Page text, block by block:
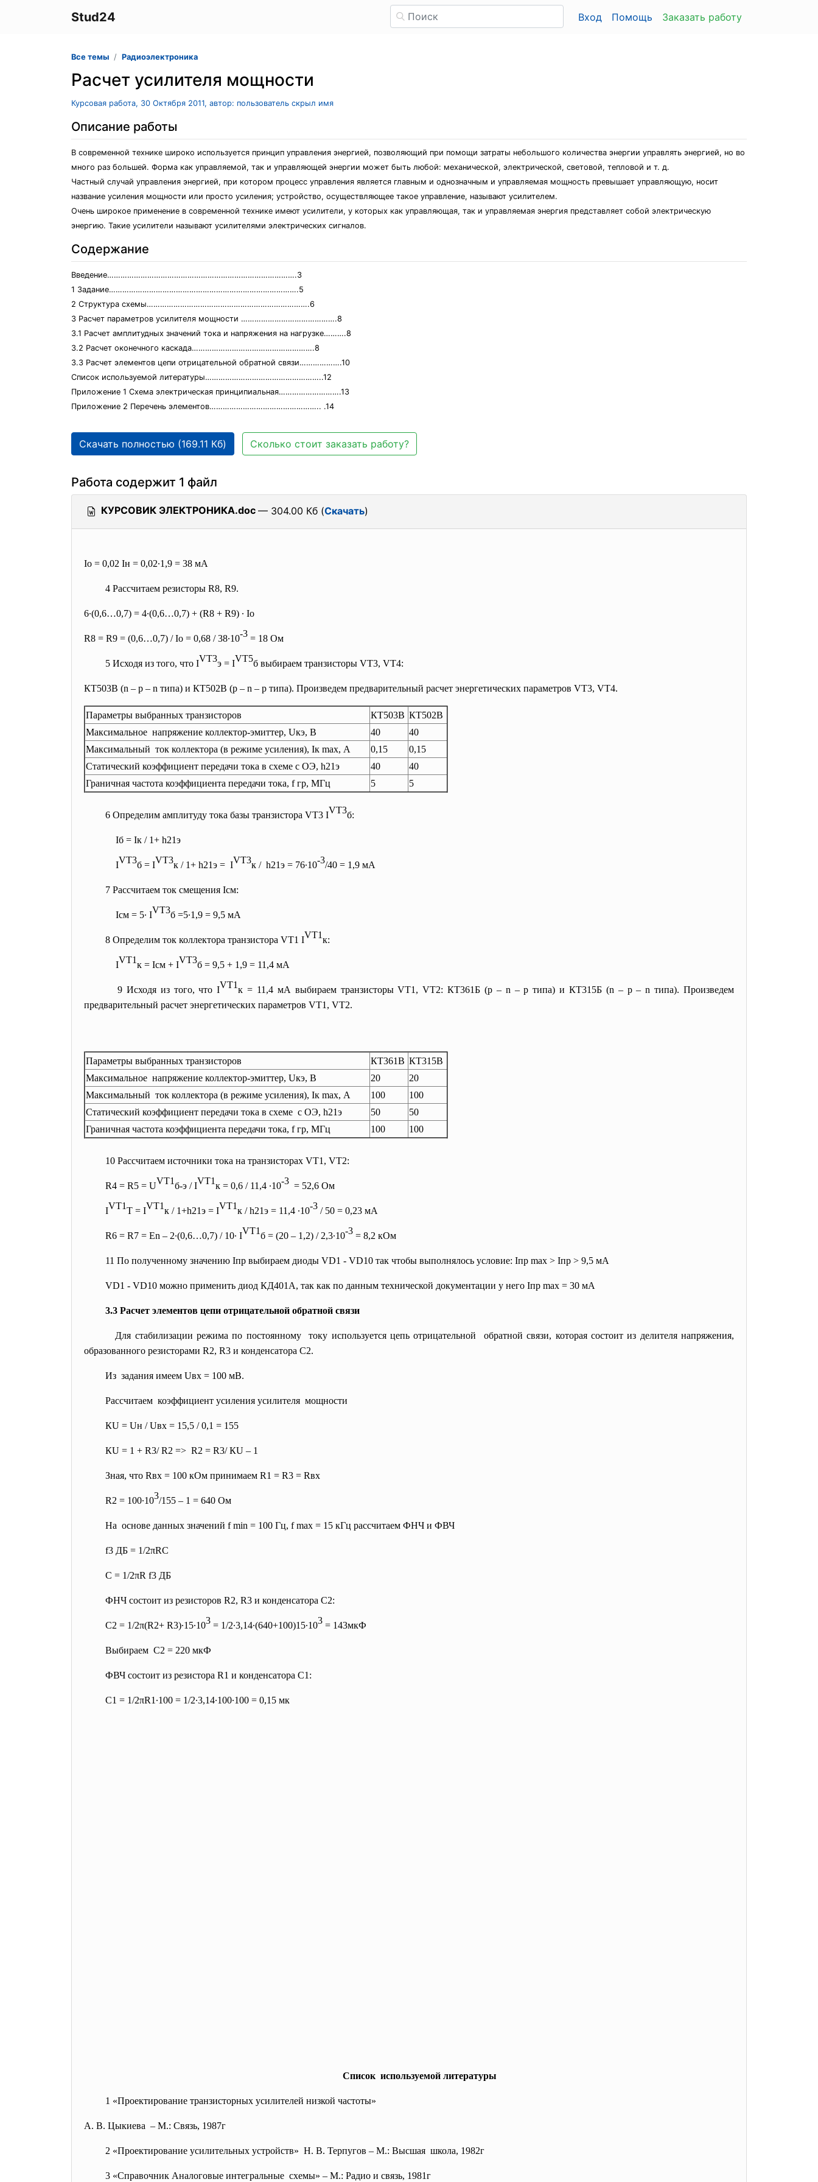
Stud24 Вход Помощь Заказать работу
Все темы Радиоэлектроника
Расчет усилителя мощности
Курсовая работа, 30 Октября 2011, автор: пользователь скрыл имя
Описание работы
В современной технике широко используется принцип управления энергией, позволяющий при помощи затраты небольшого количества энергии управлять энергией, но во
много раз большей. Форма как управляемой, так и управляющей энергии может быть любой: механической, электрической, световой, тепловой и т. д.
Частный случай управления энергией, при котором процесс управления является главным и однозначным и управляемая мощность превышает управляющую, носит
название усиления мощности или просто усиления; устройство, осуществляющее такое управление, называют усилителем.
Очень широкое применение в современной технике имеют усилители, у которых как управляющая, так и управляемая энергия представляет собой электрическую
энергию. Такие усилители называют усилителями электрических сигналов.
Содержание
Введение………………………………………………………………………….3
1 Задание………………………………………………………………………….5
2 Структура схемы……………………………………………………………….6
3 Расчет параметров усилителя мощности …………………………………….8
3.1 Расчет амплитудных значений тока и напряжения на нагрузке……….8
3.2 Расчет оконечного каскада……………………………………………….8
3.3 Расчет элементов цепи отрицательной обратной связи……………….10
Список используемой литературы……………………………………………..12
Приложение 1 Схема электрическая принципиальная……………………….13
Приложение 2 Перечень элементов………………………………………….. .14
Скачать полностью (169.11 Кб) Сколько стоит заказать работу?
Работа содержит 1 файл
КУРСОВИК ЭЛЕКТРОНИКА.doc — 304.00 Кб (Скачать)
Iо = 0,02 Iн = 0,02∙1,9 = 38 мА
4 Рассчитаем резисторы R8, R9.
6∙(0,6…0,7) = 4∙(0,6…0,7) + (R8 + R9) ∙ Iо
R8 = R9 = (0,6…0,7) / Iо = 0,68 / 38∙10-3 = 18 Ом
5 Исходя из того, что IVT3э = IVT5б выбираем транзисторы VT3, VT4:
КТ503В (n – p – n типа) и КТ502В (p – n – р типа). Произведем предварительный расчет энергетических параметров VT3, VT4.
Параметры выбранных транзисторов КТ503В КТ502В
Максимальное напряжение коллектор-эмиттер, Uкэ, В
40
40
Максимальный ток коллектора (в режиме усиления), Iк max, А 0,15
0,15
Статический коэффициент передачи тока в схеме с ОЭ, h21э
40
40
Граничная частота коэффициента передачи тока, f гр, МГц
5 5
6 Определим амплитуду тока базы транзистора VT3 IVT3б:
Iб = Iк / 1+ h21э
IVT3б = IVT3к / 1+ h21э = IVT3к / h21э = 76∙10-3/40 = 1,9 мА
7 Рассчитаем ток смещения Iсм:
Iсм = 5∙ IVT3б =5∙1,9 = 9,5 мА
8 Определим ток коллектора транзистора VT1 IVT1к:
IVT1к = Iсм + IVT3б = 9,5 + 1,9 = 11,4 мА
9 Исходя из того, что IVT1к = 11,4 мА выбираем транзисторы VT1, VT2: КТ361Б (p – n – р типа) и КТ315Б (n – p – n типа). Произведем
предварительный расчет энергетических параметров VT1, VT2.
Параметры выбранных транзисторов КТ361В КТ315В
Максимальное напряжение коллектор-эмиттер, Uкэ, В
20
20
Максимальный ток коллектора (в режиме усиления), Iк max, А 100
100
Статический коэффициент передачи тока в схеме с ОЭ, h21э
50
50
Граничная частота коэффициента передачи тока, f гр, МГц
100 100
10 Рассчитаем источники тока на транзисторах VТ1, VТ2:
R4 = R5 = UVT1б-э / IVT1к = 0,6 / 11,4 ∙10-3 = 52,6 Ом
IVT1Т = IVT1к / 1+h21э = IVT1к /h21э = 11,4 ∙10-3 / 50 = 0,23 мА
R6 = R7 = Еn – 2∙(0,6…0,7) / 10∙ IVT1б = (20 – 1,2) / 2,3∙10-3 = 8,2 кОм
11 По полученному значению Iпр выбираем диоды VD1 - VD10 так чтобы выполнялось условие: Iпр max > Iпр > 9,5 мА
VD1 - VD10 можно применить диод КД401А, так как по данным технической документации у него Iпр max = 30 мА
3.3 Расчет элементов цепи отрицательной обратной связи
Для стабилизации режима по постоянному току используется цепь отрицательной обратной связи, которая состоит из делителя напряжения,
образованного резисторами R2, R3 и конденсатора С2.
Из задания имеем Uвх = 100 мВ.
Рассчитаем коэффициент усиления усилителя мощности
КU = Uн / Uвх = 15,5 / 0,1 = 155
КU = 1 + R3/ R2 => R2 = R3/ КU – 1
Зная, что Rвх = 100 кОм принимаем R1 = R3 = Rвх
R2 = 100∙103/155 – 1 = 640 Ом
На основе данных значений f min = 100 Гц, f mах = 15 кГц рассчитаем ФНЧ и ФВЧ
f3 ДБ = 1/2πRС
С = 1/2πR f3 ДБ
ФНЧ состоит из резисторов R2, R3 и конденсатора С2:
С2 = 1/2π(R2+ R3)∙15∙103 = 1/2∙3,14∙(640+100)15∙103 = 143мкФ
Выбираем С2 = 220 мкФ
ФВЧ состоит из резистора R1 и конденсатора С1:
С1 = 1/2πR1∙100 = 1/2∙3,14∙100∙100 = 0,15 мк
Список используемой литературы
1 «Проектирование транзисторных усилителей низкой частоты»
А. В. Цыкиева – М.: Связь, 1987г
2 «Проектирование усилительных устройств» Н. В. Терпугов – М.: Высшая школа, 1982г
3 «Справочник Аналоговые интегральные схемы» – М.: Радио и связь, 1981г